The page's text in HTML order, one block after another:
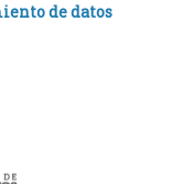
de datos